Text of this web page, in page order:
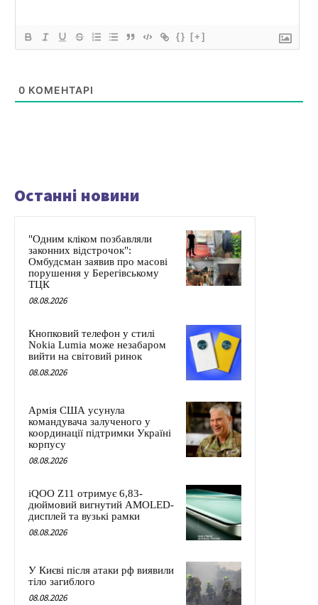
{} [+]
0 КОМЕНТАРІ
Останні новини
"Одним кліком позбавляли
законних відстрочок":
Омбудсман заявив про масові
порушення у Берегівському
ТЦК
08.08.2026
Кнопковий телефон у стилі
Nokia Lumia може незабаром
вийти на світовий ринок
08.08.2026
Армія США усунула
командувача залученого у
координації підтримки Україні
корпусу
08.08.2026
iQOO Z11 отримує 6,83-
дюймовий вигнутий AMOLED-
дисплей та вузькі рамки
08.08.2026
У Києві після атаки рф виявили
тіло загиблого
08.08.2026